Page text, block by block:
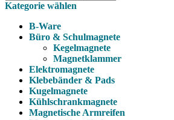
Kategorie wählen
B-Ware
Büro & Schulmagnete
Kegelmagnete
Magnetklammer
Elektromagnete
Klebebänder & Pads
Kugelmagnete
Kühlschrankmagnete
Magnetische Armreifen